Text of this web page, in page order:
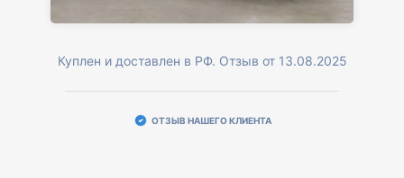
Куплен и доставлен в РФ. Отзыв от 13.08.2025
ОТЗЫВ НАШЕГО КЛИЕНТА